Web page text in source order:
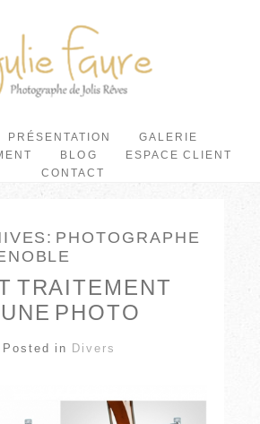
PRÉSENTATION
GALERIE
BLOG
ESPACE CLIENT
CONTACT
PHOTOGRAPHE
TRAITEMENT
PHOTO
Posted in Divers